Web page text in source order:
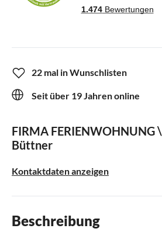
22 mal in Wunschlisten
Seit über 19 Jahren online
FIRMA FERIENWOHNUNG \
Büttner
Kontaktdaten anzeigen
Beschreibung